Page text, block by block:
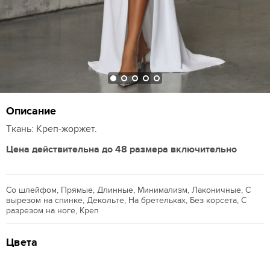
Описание
Ткань: Креп-жоржет.
Цена действительна до 48 размера включительно
Со шлейфом, Прямые, Длинные, Минимализм, Лаконичные, С
вырезом на спинке, Декольте, На бретельках, Без корсета, С
разрезом на ноге, Креп
Цвета